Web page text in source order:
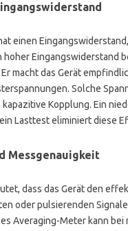
einen
hoher Eingangswiderstand
macht das Gerät
Solche
Kopplung. Ein
Lasttest eliminiert diese
Messgenauigkeit
dass das Gerät den
oder pulsierenden
Averaging-Meter kann bei